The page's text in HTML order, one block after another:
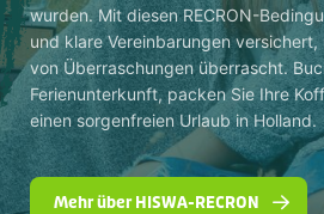
wurden. Mit diesen RECRON-
und klare Vereinbarungen
von Überraschungen überrascht.
Ferienunterkunft, packen Sie Ihre
einen sorgenfreien Urlaub in Holland.
Mehr über HISWA-RECRON